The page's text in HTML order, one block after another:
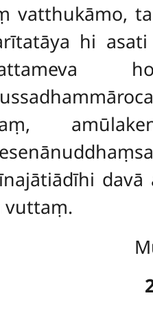
vatthukāmo,
hi
davā
vuttaṃ.